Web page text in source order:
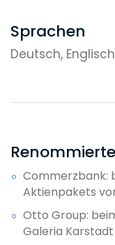
Sprachen
Deutsch, Englisch
Commerzbank:
Aktienpakets
Otto Group:
Galeria